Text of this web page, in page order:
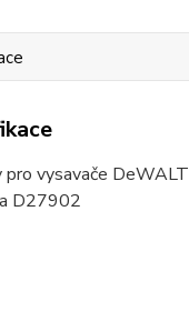
pro vysavače DeWALT
D27902